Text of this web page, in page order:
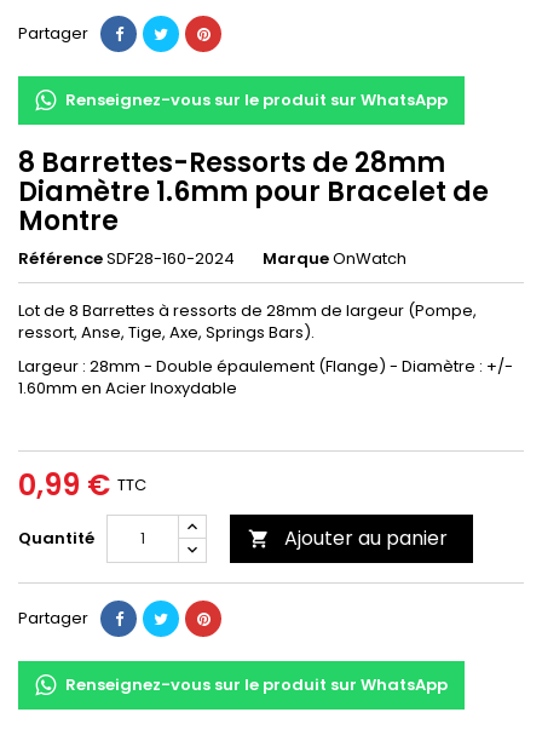
Partager
Renseignez-vous sur le produit sur WhatsApp
8 Barrettes-Ressorts de 28mm
Diamètre 1.6mm pour Bracelet de
Montre
RéférenceSDF28-160-2024 MarqueOnWatch
Lot de 8 Barrettes à ressorts de 28mm de largeur (Pompe,
ressort, Anse, Tige, Axe, Springs Bars).
Largeur : 28mm - Double épaulement (Flange) - Diamètre : +/-
1.60mm en Acier Inoxydable
0,99 € TTC
Quantité  Ajouter au panier
Partager
Renseignez-vous sur le produit sur WhatsApp